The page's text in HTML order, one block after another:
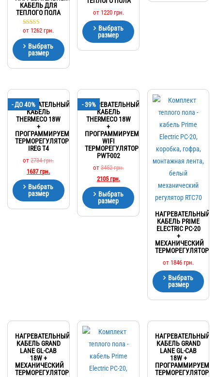
КАБЕЛЬ ДЛЯ
ТЕПЛОГО ПОЛА
Оценка
из 5
от 1262 грн.
Выбрать
размер
от 1220 грн.
Выбрать
размер
- ДО 40%
НАГРЕВАТЕЛЬНЫЙ
КАБЕЛЬ
THERMECO 18W
+
ПРОГРАММИРУЕМЫЙ
ТЕРМОРЕГУЛЯТОР
IREG T4
от2734грн.
1637 грн.
Выбрать
размер
- 39%
НАГРЕВАТЕЛЬНЫЙ
КАБЕЛЬ
THERMECO 18W
+
ПРОГРАММИРУЕМЫЙ
WIFI
ТЕРМОРЕГУЛЯТОР
PWT-002
от3452грн.
2105 грн.
Выбрать
размер
НАГРЕВАТЕЛЬНЫЙ
КАБЕЛЬ PRIME
ELECTRIC PC-20
+
МЕХАНИЧЕСКИЙ
ТЕРМОРЕГУЛЯТОР
от 1846 грн.
Выбрать
размер
НАГРЕВАТЕЛЬНЫЙ
КАБЕЛЬ GRAND
LANE GL-CAB
18W +
МЕХАНИЧЕСКИЙ
ТЕРМОРЕГУЛЯТОР
НАГРЕВАТЕЛЬНЫЙ
КАБЕЛЬ GRAND
LANE GL-CAB
18W +
ТЕРМОРЕГУЛЯТОР